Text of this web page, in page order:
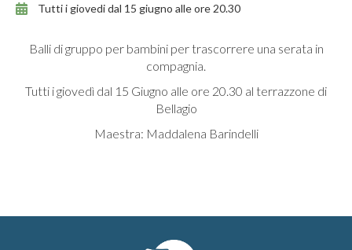
Tutti i giovedi dal 15 giugno alle ore 20.30
Balli di gruppo per bambini per trascorrere una serata in
compagnia.
Tutti i giovedì dal 15 Giugno alle ore 20.30 al terrazzone di
Bellagio
Maestra: Maddalena Barindelli